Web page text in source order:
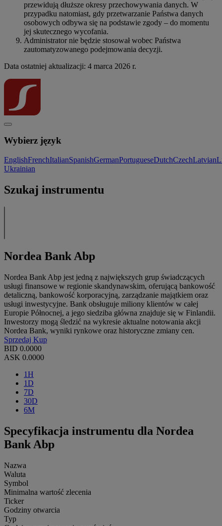
przewidują dłuższe okresy przechowywania danych. W
przypadku natomiast, gdy przetwarzanie Państwa danych
osobowych odbywa się na podstawie zgody – do momentu
jej skutecznego wycofania.
Administrator nie będzie stosował wobec Państwa
zautomatyzowanego podejmowania decyzji.
Data ostatniej aktualizacji: 4 marca 2026 r.
Wybierz język
EnglishFrenchItalianSpanishGermanPortugueseDutchCzechLatvian
Ukrainian
Szukaj instrumentu
Nordea Bank Abp
Nordea Bank Abp jest jedną z największych grup świadczących
usługi finansowe w regionie skandynawskim, oferującą bankowość
detaliczną, bankowość korporacyjną, zarządzanie majątkiem oraz
usługi inwestycyjne. Bank obsługuje miliony klientów w całej
Europie Północnej, a jego siedziba główna znajduje się w Finlandii.
Inwestorzy mogą śledzić na wykresie aktualne notowania akcji
Nordea Bank, wyniki rynkowe oraz historyczne zmiany cen.
Sprzedaj Kup
BID 0.0000
ASK 0.0000
1H
1D
7D
30D
6M
Specyfikacja instrumentu dla Nordea
Bank Abp
Nazwa
Waluta
Symbol
Minimalna wartość zlecenia
Ticker
Godziny otwarcia
Typ